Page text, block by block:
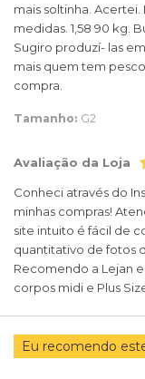
mais soltinha. Acertei.
medidas. 1,58 90 kg.
Sugiro produzí- las
mais quem tem
compra.
Tamanho: G2
Avaliação da Loja
Conheci através do
minhas compras!
site intuito é fácil de
quantitativo de fotos
Recomendo a Lejan
corpos midi e Plus
Eu recomendo